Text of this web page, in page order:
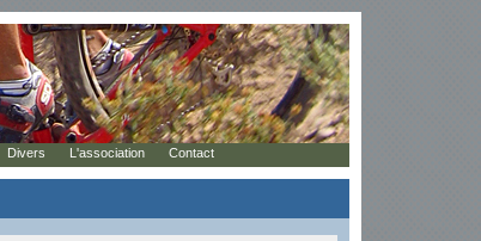
Divers L'association Contact